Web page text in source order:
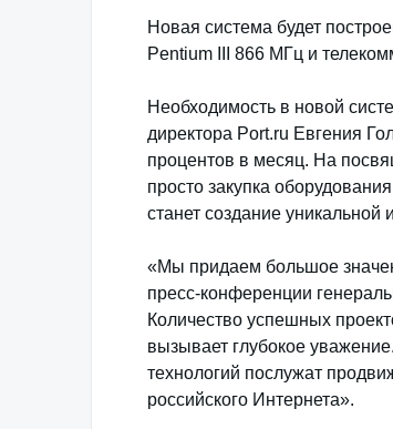
Новая система будет
Pentium III 866 МГц и
Необходимость в новой
директора Port.ru Евгения
процентов в месяц. На
просто закупка
станет создание
«Мы придаем большое
пресс-конференции
Количество успешных
вызывает глубокое
технологий послужат
российского Интернета».